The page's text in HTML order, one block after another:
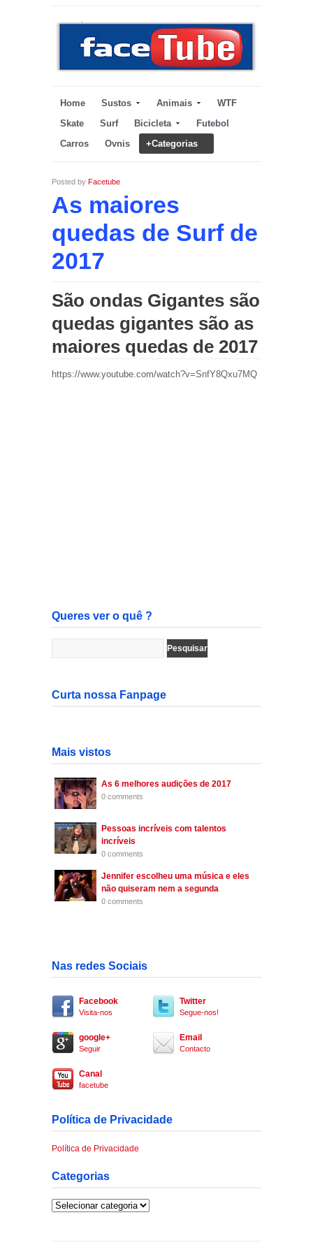
Home Sustos Animais
WTF
Skate
Surf Bicicleta
Futebol
Carros
Ovnis +Categorias
Posted by Facetube
As maiores
quedas de Surf de
2017
São ondas Gigantes são
quedas gigantes são as
maiores quedas de 2017
https://www.youtube.com/watch?v=SnfY8Qxu7MQ
Queres ver o quê ?
Curta nossa Fanpage
Mais vistos
As 6 melhores audições de 2017
0 comments
Pessoas incríveis com talentos
incríveis
0 comments
Jennifer escolheu uma música e eles
não quiseram nem a segunda
0 comments
Nas redes Sociais
Facebook
Visita-nos
Twitter
Segue-nos!
google+
Seguir
Email
Contacto
Canal
facetube
Política de Privacidade
Política de Privacidade
Categorias
Categorias